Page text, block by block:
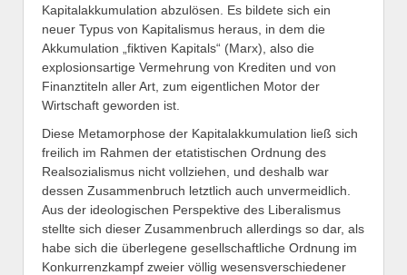
Kapitalakkumulation abzulösen. Es bildete sich ein
neuer Typus von Kapitalismus heraus, in dem die
Akkumulation „fiktiven Kapitals“ (Marx), also die
explosionsartige Vermehrung von Krediten und von
Finanztiteln aller Art, zum eigentlichen Motor der
Wirtschaft geworden ist.
Diese Metamorphose der Kapitalakkumulation ließ sich
freilich im Rahmen der etatistischen Ordnung des
Realsozialismus nicht vollziehen, und deshalb war
dessen Zusammenbruch letztlich auch unvermeidlich.
Aus der ideologischen Perspektive des Liberalismus
stellte sich dieser Zusammenbruch allerdings so dar, als
habe sich die überlegene gesellschaftliche Ordnung im
Konkurrenzkampf zweier völlig wesensverschiedener